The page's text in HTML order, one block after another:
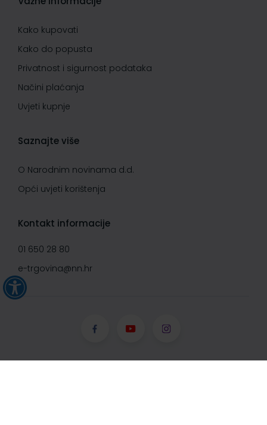
Kako kupovati
Kako do popusta
Privatnost i sigurnost podataka
Načini plaćanja
Uvjeti kupnje
Saznajte više
O Narodnim novinama d.d.
Opći uvjeti korištenja
Kontakt informacije
01 650 28 80
e-trgovina@nn.hr